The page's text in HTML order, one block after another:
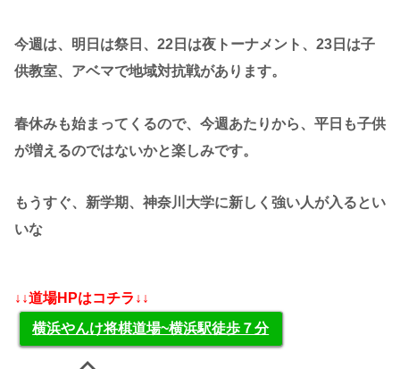
今週は、明日は祭日、22日は夜トーナメント、23日は子
供教室、アベマで地域対抗戦があります。
春休みも始まってくるので、今週あたりから、平日も子供
が増えるのではないかと楽しみです。
もうすぐ、新学期、神奈川大学に新しく強い人が入るとい
いな
↓↓道場HPはコチラ↓↓
横浜やんけ将棋道場~横浜駅徒歩７分